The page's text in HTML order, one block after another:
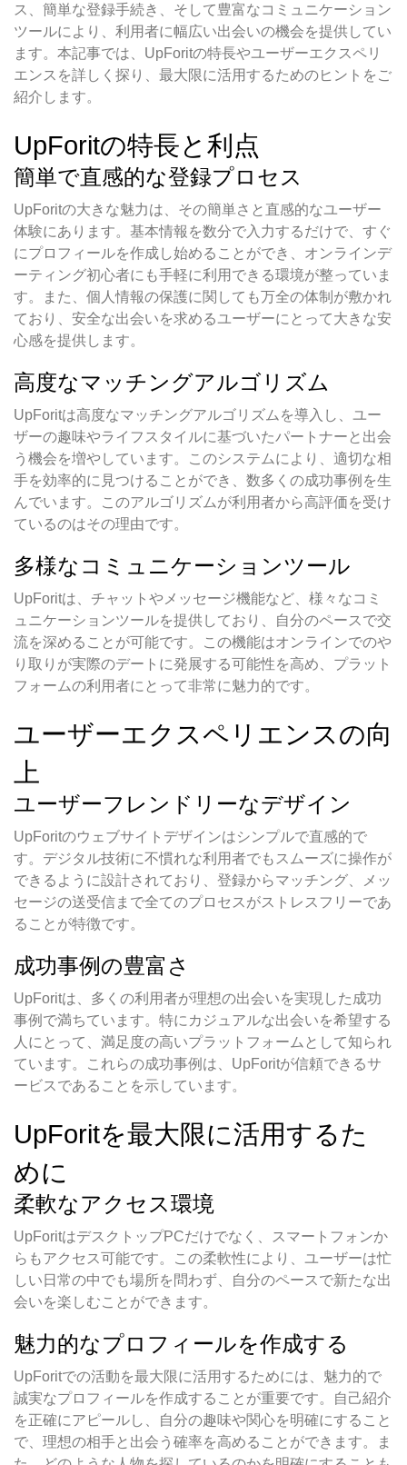
ス、簡単な登録手続き、そして豊富なコミュニケーション
ツールにより、利用者に幅広い出会いの機会を提供してい
ます。本記事では、UpForitの特長やユーザーエクスペリ
エンスを詳しく探り、最大限に活用するためのヒントをご
紹介します。
UpForitの特長と利点
簡単で直感的な登録プロセス
UpForitの大きな魅力は、その簡単さと直感的なユーザー
体験にあります。基本情報を数分で入力するだけで、すぐ
にプロフィールを作成し始めることができ、オンラインデ
ーティング初心者にも手軽に利用できる環境が整っていま
す。また、個人情報の保護に関しても万全の体制が敷かれ
ており、安全な出会いを求めるユーザーにとって大きな安
心感を提供します。
高度なマッチングアルゴリズム
UpForitは高度なマッチングアルゴリズムを導入し、ユー
ザーの趣味やライフスタイルに基づいたパートナーと出会
う機会を増やしています。このシステムにより、適切な相
手を効率的に見つけることができ、数多くの成功事例を生
んでいます。このアルゴリズムが利用者から高評価を受け
ているのはその理由です。
多様なコミュニケーションツール
UpForitは、チャットやメッセージ機能など、様々なコミ
ュニケーションツールを提供しており、自分のペースで交
流を深めることが可能です。この機能はオンラインでのや
り取りが実際のデートに発展する可能性を高め、プラット
フォームの利用者にとって非常に魅力的です。
ユーザーエクスペリエンスの向
上
ユーザーフレンドリーなデザイン
UpForitのウェブサイトデザインはシンプルで直感的で
す。デジタル技術に不慣れな利用者でもスムーズに操作が
できるように設計されており、登録からマッチング、メッ
セージの送受信まで全てのプロセスがストレスフリーであ
ることが特徴です。
成功事例の豊富さ
UpForitは、多くの利用者が理想の出会いを実現した成功
事例で満ちています。特にカジュアルな出会いを希望する
人にとって、満足度の高いプラットフォームとして知られ
ています。これらの成功事例は、UpForitが信頼できるサ
ービスであることを示しています。
UpForitを最大限に活用するた
めに
柔軟なアクセス環境
UpForitはデスクトップPCだけでなく、スマートフォンか
らもアクセス可能です。この柔軟性により、ユーザーは忙
しい日常の中でも場所を問わず、自分のペースで新たな出
会いを楽しむことができます。
魅力的なプロフィールを作成する
UpForitでの活動を最大限に活用するためには、魅力的で
誠実なプロフィールを作成することが重要です。自己紹介
を正確にアピールし、自分の趣味や関心を明確にすること
で、理想の相手と出会う確率を高めることができます。ま